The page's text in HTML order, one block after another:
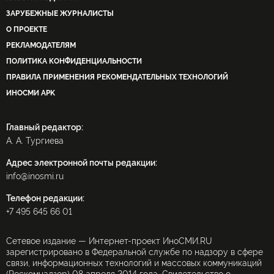
ЗАРУБЕЖНЫЕ ЖУРНАЛИСТЫ
О ПРОЕКТЕ
РЕКЛАМОДАТЕЛЯМ
ПОЛИТИКА КОНФИДЕНЦИАЛЬНОСТИ
ПРАВИЛА ПРИМЕНЕНИЯ РЕКОМЕНДАТЕЛЬНЫХ ТЕХНОЛОГИЙ
ИНОСМИ APK
Главный редактор:
А. А. Тургиева
Адрес электронной почты редакции:
info@inosmi.ru
Телефон редакции:
+7 495 645 66 01
Сетевое издание — Интернет-проект ИноСМИ.RU
зарегистрировано в Федеральной службе по надзору в сфере
связи, информационных технологий и массовых коммуникаций